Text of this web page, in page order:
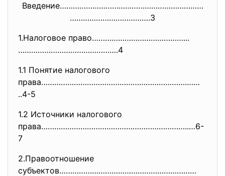
Введение…………………………………………………………
……………………………….3
1.Налоговое право……………………………………...
……………………………………….4
1.1 Понятие налогового
права………………………………………………………….……
..4-5
1.2 Источники налогового
права…………………………………………………………..…6-
7
2.Правоотношение
субъектов………………………………………………………